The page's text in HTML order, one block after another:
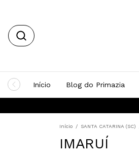
Início Blog do Primazia
Início / SANTA CATARINA (SC)
IMARUÍ